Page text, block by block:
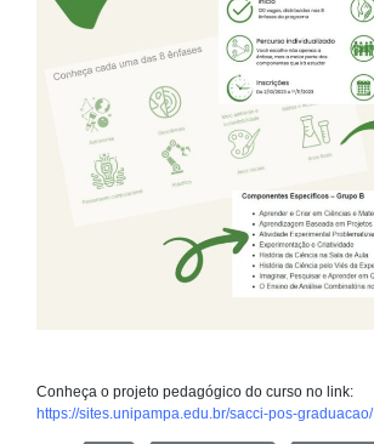
Conheça o projeto pedagógico do curso no link:
https://sites.unipampa.edu.br/sacci-pos-graduacao/